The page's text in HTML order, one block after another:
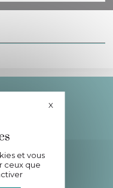
et vous
ceux que
XMasquer le